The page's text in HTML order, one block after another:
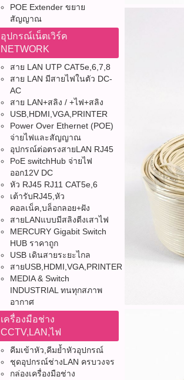
POE Extender ขยาย
สัญญาณ
อุปกรณ์เน็ตเวิร์ค
NETWORK
สาย LAN UTP CAT5e,6,7,8
สาย LAN มีสายไฟในตัว DC-
AC
สาย LAN+สลิง / +ไฟ+สลิง
USB,HDMI,VGA,PRINTER
Power Over Ethernet (POE)
จ่ายไฟและสัญญาณ
อุปกรณ์ต่อตรงสายLAN RJ45
PoE switchHub จ่ายไฟ
ออก12V DC
หัว RJ45 RJ11 CAT5e,6
เต้ารับRJ45,หัว
คอลเน็ค,บล็อกลอย+ฝัง
สายLANแบบมีสลิงตีงเสาไฟ
MERCURY Gigabit Switch
HUB ราคาถูก
USB เดินสายระยะไกล
สายUSB,HDMI,VGA,PRINTER
MEDIA & Switch
INDUSTRIAL ทนทุกสภาพ
อากาศ
เครื่องมือช่าง
CCTV,LAN,ไฟ
คีมเข้าหัว,คีมย้ำหัวอุปกรณ์
ชุดอุปกรณ์ช่างLAN ครบวงจร
กล่องเครื่องมือช่าง